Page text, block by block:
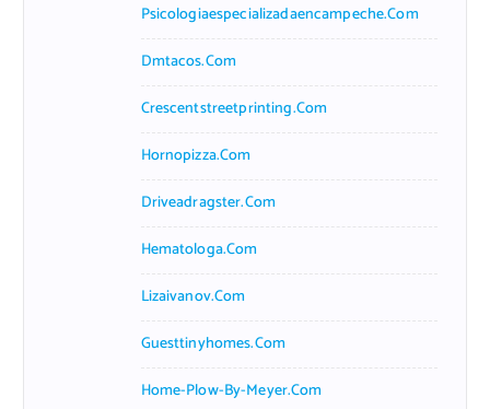
Psicologiaespecializadaencampeche.com
Dmtacos.com
Crescentstreetprinting.com
Hornopizza.com
Driveadragster.com
Hematologa.com
Lizaivanov.com
Guesttinyhomes.com
Home-Plow-By-Meyer.com